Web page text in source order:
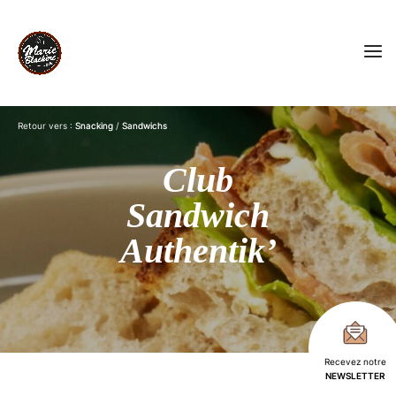
Retour vers :Snacking /Sandwichs
Club
Sandwich
Authentik’
Recevez notre
NEWSLETTER